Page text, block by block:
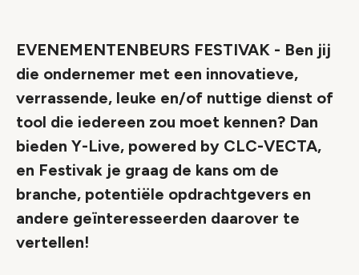
EVENEMENTENBEURS FESTIVAK - Ben jij
die ondernemer met een innovatieve,
verrassende, leuke en/of nuttige dienst of
tool die iedereen zou moet kennen? Dan
bieden Y-Live, powered by CLC-VECTA,
en Festivak je graag de kans om de
branche, potentiële opdrachtgevers en
andere geïnteresseerden daarover te
vertellen!